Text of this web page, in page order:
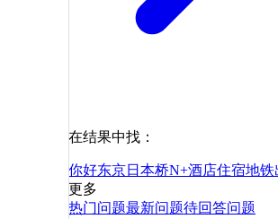
在结果中找：
你好东京日本桥N+酒店住宿地铁
更多
热门问题最新问题待回答问题